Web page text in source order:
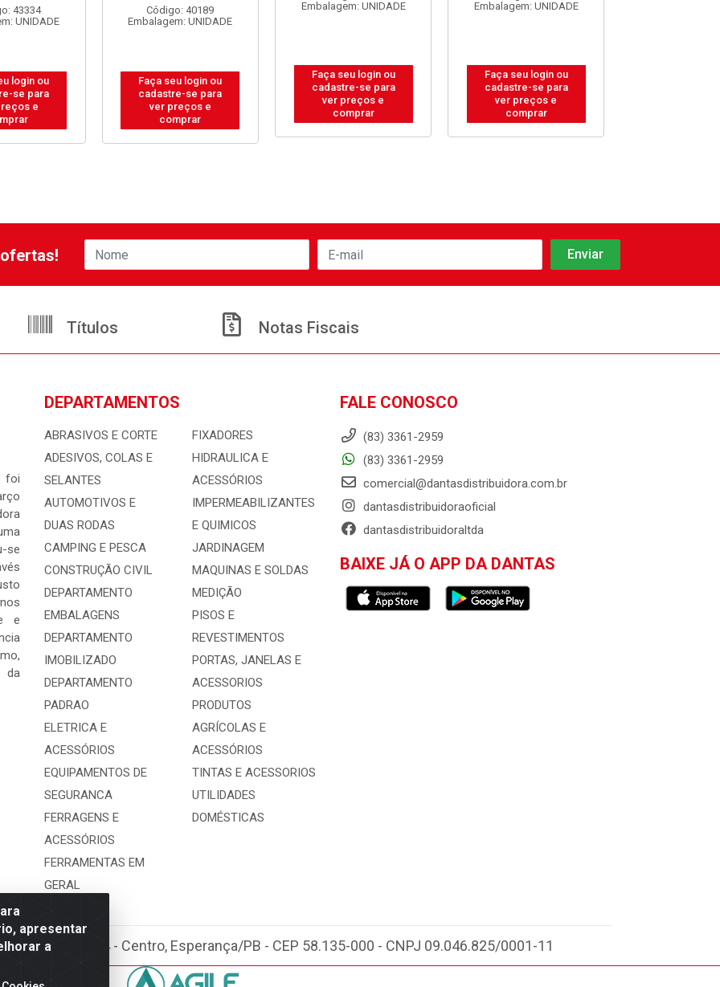
43334
UNIDADE
login ou
se para
e
Código: 40189
Embalagem: UNIDADE
Faça seu login ou
cadastre-se para
ver preços e
comprar
Embalagem: UNIDADE
Faça seu login ou
cadastre-se para
ver preços e
comprar
Embalagem: UNIDADE
Faça seu login ou
cadastre-se para
ver preços e
comprar
apresentar
a
Títulos Notas Fiscais
foi
se
e
da
DEPARTAMENTOS
ABRASIVOS E CORTE
ADESIVOS, COLAS E
SELANTES
AUTOMOTIVOS E
DUAS RODAS
CAMPING E PESCA
CONSTRUÇÃO CIVIL
DEPARTAMENTO
EMBALAGENS
DEPARTAMENTO
IMOBILIZADO
DEPARTAMENTO
PADRAO
ELETRICA E
ACESSÓRIOS
EQUIPAMENTOS DE
SEGURANCA
FERRAGENS E
ACESSÓRIOS
FERRAMENTAS EM
GERAL
FIXADORES
HIDRAULICA E
ACESSÓRIOS
IMPERMEABILIZANTES
E QUIMICOS
JARDINAGEM
MAQUINAS E SOLDAS
MEDIÇÃO
PISOS E
REVESTIMENTOS
PORTAS, JANELAS E
ACESSORIOS
PRODUTOS
AGRÍCOLAS E
ACESSÓRIOS
TINTAS E ACESSORIOS
UTILIDADES
DOMÉSTICAS
FALE CONOSCO
(83) 3361-2959
(83) 3361-2959
comercial@dantasdistribuidora.com.br
dantasdistribuidoraoficial
dantasdistribuidoraltda
BAIXE JÁ O APP DA DANTAS
Araújo, 404 - Centro, Esperança/PB - CEP 58.135-000 - CNPJ 09.046.825/0001-11